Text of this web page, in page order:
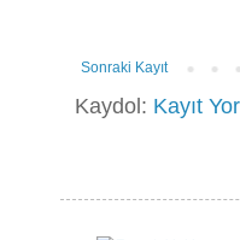
Sonraki Kayıt
Kaydol: Kayıt